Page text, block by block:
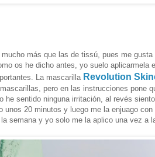
más que las de tissú, pues me
os he dicho antes, yo suelo
La mascarilla Revolution
pero en las instrucciones pone
he sentido ninguna irritación, al revés
20 minutos y luego me la enjuago
semana y yo solo me la aplico una vez a